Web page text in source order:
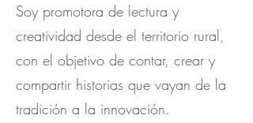
Soy promotora de lectura y
creatividad desde el territorio rural,
con el objetivo de contar, crear y
compartir historias que vayan de la
tradición a la innovación.